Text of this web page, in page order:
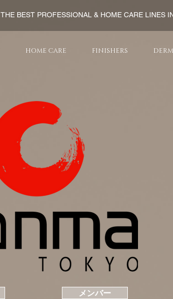
THE BEST PROFESSIONAL & HOME CARE LINES
HOME CARE FINISHERS
メンバー